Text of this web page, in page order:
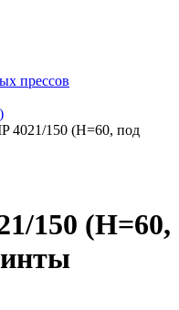
прессов
4021/150 (H=60, под
150 (H=60,